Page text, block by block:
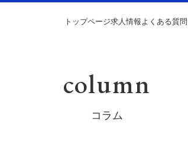
トップページ求人情報よくある質問
column
コラム